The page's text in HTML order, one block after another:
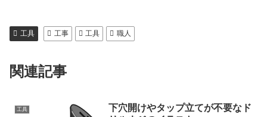
工具 工事 工具 職人
関連記事
工具
下穴開けやタップ立てが不要なド